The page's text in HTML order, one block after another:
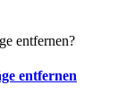
entfernen